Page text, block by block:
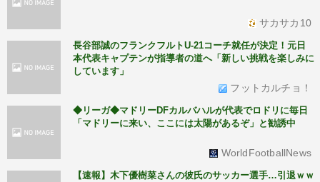
サカサカ10
長谷部誠のフランクフルトU-21コーチ就任が決定！元日
本代表キャプテンが指導者の道へ「新しい挑戦を楽しみに
しています」
フットカルチョ！
◆リーガ◆マドリーDFカルバハルが代表でロドリに毎日
「マドリーに来い、ここには太陽があるぞ」と勧誘中
WorldFootballNews
【速報】木下優樹菜さんの彼氏のサッカー選手…引退ｗｗ